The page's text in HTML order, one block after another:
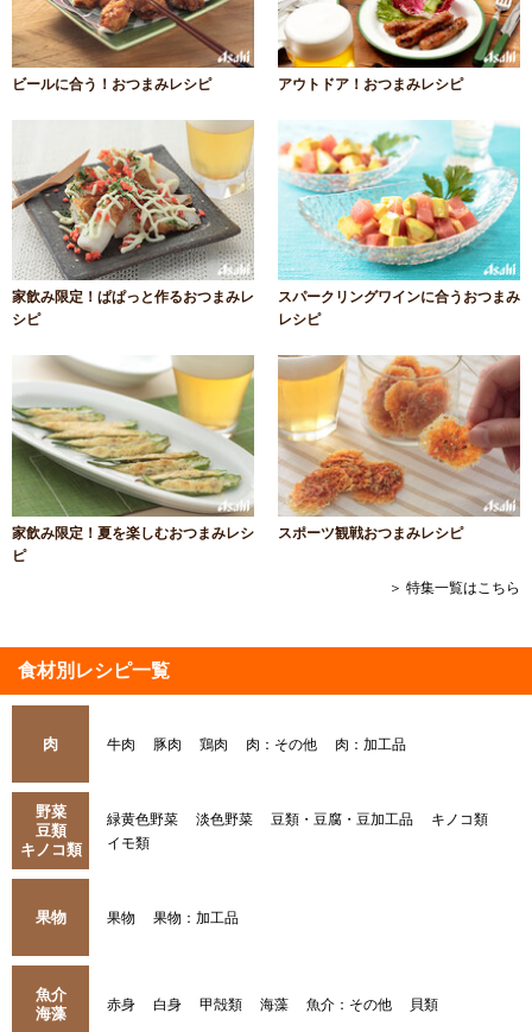
ビールに合う！おつまみレシピ アウトドア！おつまみレシピ
家飲み限定！ぱぱっと作るおつまみレ
シピ
スパークリングワインに合うおつまみ
レシピ
家飲み限定！夏を楽しむおつまみレシ
ピ
スポーツ観戦おつまみレシピ
＞ 特集一覧はこちら
食材別レシピ一覧
肉 牛肉 豚肉 鶏肉 肉：その他 肉：加工品
野菜
豆類
キノコ類
緑黄色野菜 淡色野菜 豆類・豆腐・豆加工品
キノコ類
イモ類
果物 果物 果物：加工品
魚介
海藻
赤身 白身 甲殻類 海藻 魚介：その他 貝類